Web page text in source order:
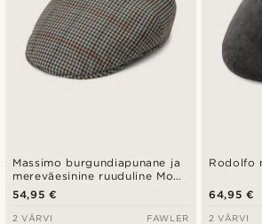
Massimo burgundiapunane ja
mereväesinine ruuduline Moda
soni
54,95 €
2 VÄRVI FAWLER
Rodolfo
64,95 €
2 VÄRVI